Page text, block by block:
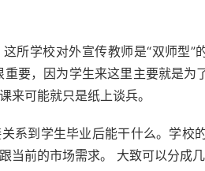
所学校对外宣传教师是“双师型
要，因为学生来这里主要就是
来可能就只是纸上谈兵。
系到学生毕业后能干什么。学校
当前的市场需求。 大致可以分成几